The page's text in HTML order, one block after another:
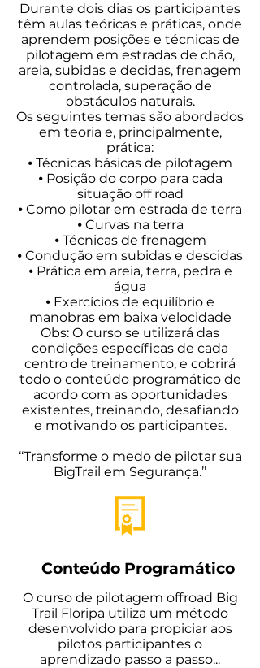
Durante dois dias os participantes
têm aulas teóricas e práticas, onde
aprendem posições e técnicas de
pilotagem em estradas de chão,
areia, subidas e decidas, frenagem
controlada, superação de
obstáculos naturais.
Os seguintes temas são abordados
em teoria e, principalmente,
prática:
⦁ Técnicas básicas de pilotagem
⦁ Posição do corpo para cada
situação off road
⦁ Como pilotar em estrada de terra
⦁ Curvas na terra
⦁ Técnicas de frenagem
⦁ Condução em subidas e descidas
⦁ Prática em areia, terra, pedra e
água
⦁ Exercícios de equilíbrio e
manobras em baixa velocidade
Obs: O curso se utilizará das
condições específicas de cada
centro de treinamento, e cobrirá
todo o conteúdo programático de
acordo com as oportunidades
existentes, treinando, desafiando
e motivando os participantes.
‘‘Transforme o medo de pilotar sua
BigTrail em Segurança.’’
Conteúdo Programático
O curso de pilotagem offroad Big
Trail Floripa utiliza um método
desenvolvido para propiciar aos
pilotos participantes o
aprendizado passo a passo...